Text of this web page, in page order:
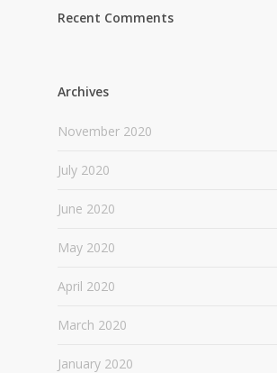
Recent Comments
Archives
November 2020
July 2020
June 2020
May 2020
April 2020
March 2020
January 2020